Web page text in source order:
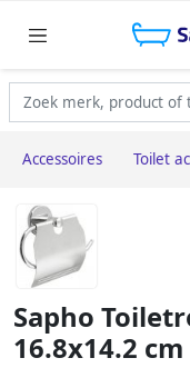
Accessoires Toilet
Sapho
16.8x14.2